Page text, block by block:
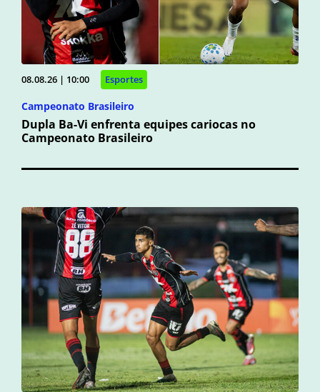
08.08.26 | 10:00 Esportes
Campeonato Brasileiro
Dupla Ba-Vi enfrenta equipes cariocas no
Campeonato Brasileiro